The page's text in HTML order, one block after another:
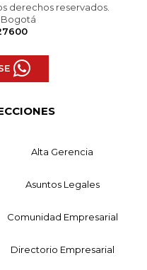
derechos reservados.
Bogotá
Alta Gerencia
Asuntos Legales
Comunidad Empresarial
Directorio Empresarial